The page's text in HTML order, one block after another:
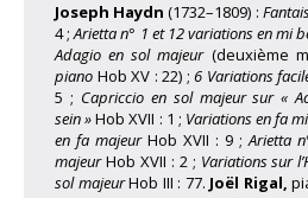
Joseph Haydn (1732–1809) :
4 ;Arietta n° 1 et 12 variations en mi
Adagio en sol majeur(deuxième
piano Hob XV : 22) ; 6 Variations
5 ; Capriccio en sol majeur sur «
sein »Hob XVII : 1 ; Variations en fa
en fa majeurHob XVII : 9 ;Arietta
majeurHob XVII : 2 ; Variations sur
sol majeurHob III : 77. Joël Rigal,